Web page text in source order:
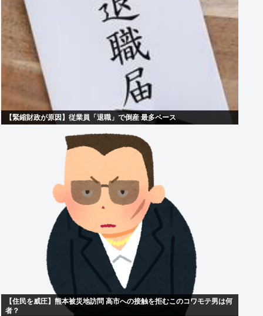
【緊縮財政が原因】従業員「退職」で倒産 最多ペース
【住民を威圧】熊本被災地訪問 高市への接触を拒むこのコワモテ男は何
者？